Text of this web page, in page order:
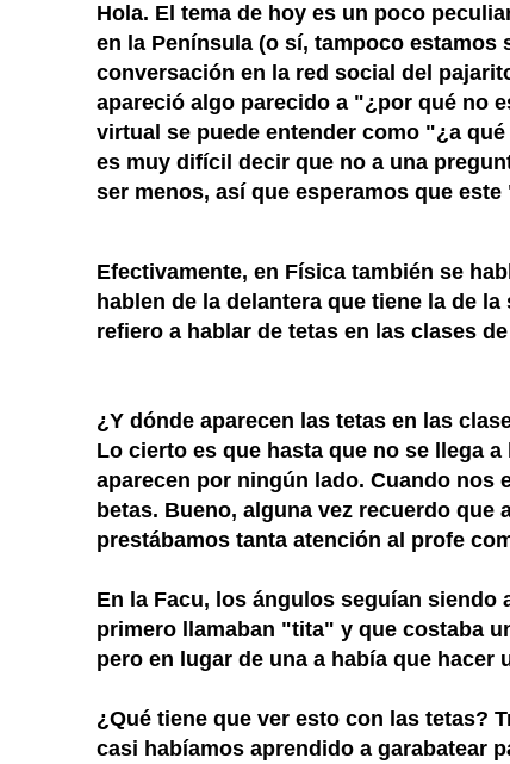
Hola. El tema de hoy es un poco
en la Península (o sí, tampoco
conversación en la red social del
apareció algo parecido a "¿por qué no
virtual se puede entender como "¿a
es muy difícil decir que no a una
ser menos, así que esperamos que
Efectivamente, en Física también se
hablen de la delantera que tiene la de
refiero a hablar de tetas en las clases
¿Y dónde aparecen las tetas en las
Lo cierto es que hasta que no se llega
aparecen por ningún lado. Cuando nos
betas. Bueno, alguna vez recuerdo
prestábamos tanta atención al profe
En la Facu, los ángulos seguían
primero llamaban "tita" y que costaba
pero en lugar de una a había que hacer
¿Qué tiene que ver esto con las tetas?
casi habíamos aprendido a garabatear